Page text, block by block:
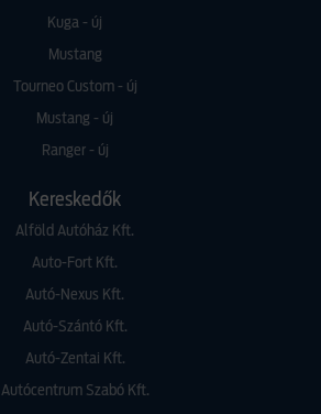
Kuga - új
Mustang
Tourneo Custom - új
Mustang - új
Ranger - új
Kereskedők
Alföld Autóház Kft.
Auto-Fort Kft.
Autó-Nexus Kft.
Autó-Szántó Kft.
Autó-Zentai Kft.
Autócentrum Szabó Kft.